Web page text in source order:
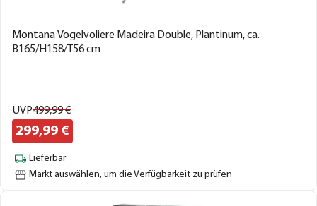
Montana Vogelvoliere Madeira Double, Plantinum, ca.
B165/H158/T56 cm
UVP499,99€
299,99 €
Lieferbar
Markt auswählen, um die Verfügbarkeit zu prüfen